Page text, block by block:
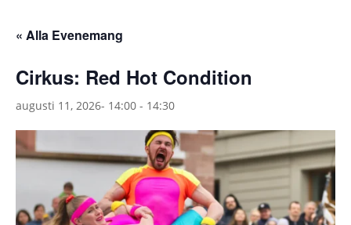
« Alla Evenemang
Cirkus: Red Hot Condition
augusti 11, 2026- 14:00 - 14:30